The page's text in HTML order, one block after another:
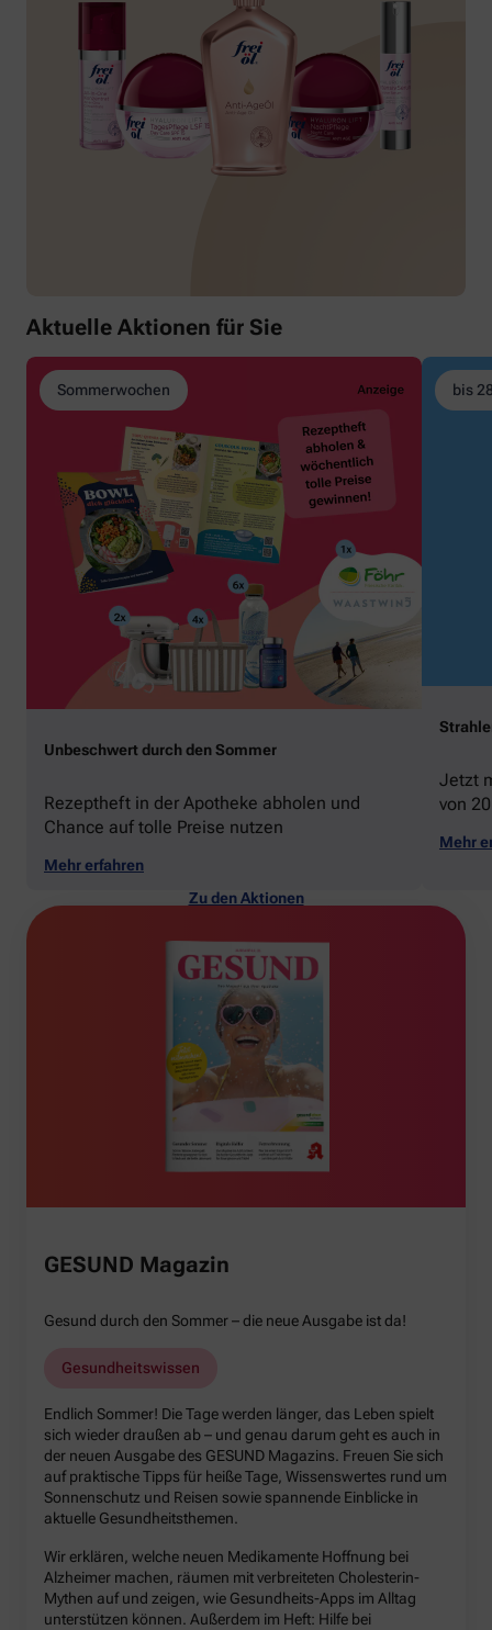
Aktuelle Aktionen für Sie
Sommerwochen
Unbeschwert durch den Sommer
Rezeptheft in der Apotheke abholen und
Chance auf tolle Preise nutzen
Mehr erfahren
bis
Jetzt
von
Mehr
Zu den Aktionen
GESUND Magazin
Gesund durch den Sommer – die neue Ausgabe ist da!
Gesundheitswissen
Endlich Sommer! Die Tage werden länger, das Leben spielt
sich wieder draußen ab – und genau darum geht es auch in
der neuen Ausgabe des GESUND Magazins. Freuen Sie sich
auf praktische Tipps für heiße Tage, Wissenswertes rund um
Sonnenschutz und Reisen sowie spannende Einblicke in
aktuelle Gesundheitsthemen.
Wir erklären, welche neuen Medikamente Hoffnung bei
Alzheimer machen, räumen mit verbreiteten Cholesterin-
Mythen auf und zeigen, wie Gesundheits-Apps im Alltag
unterstützen können. Außerdem im Heft: Hilfe bei